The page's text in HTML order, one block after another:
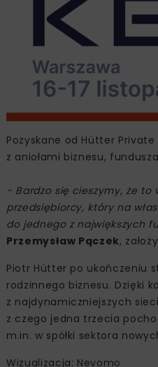
Pozyskane od Hütter
z aniołami biznesu,
- Bardzo się cieszymy, że to
przedsiębiorcy, który na
do jednego z największych
Przemysław Pączek,
Piotr Hütter po ukończeniu
rodzinnego biznesu. Dzięki
z najdynamiczniejszych
z czego jedna trzecia
m.in. w spółki sektora
Wizualizacja: Nevomo